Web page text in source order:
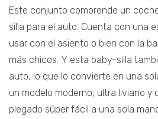
Este conjunto comprende un
silla para el auto. Cuenta con una
usar con el asiento o bien con la
más chicos. Y esta baby-silla
auto, lo que lo convierte en una
un modelo moderno, ultra liviano y
plegado súper fácil a una sola